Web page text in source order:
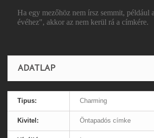
Ha egy mezőhöz nem írsz semmit, például
évéhez", akkor az nem kerül rá a címkére.
ADATLAP
Tipus: Charming
Kivitel: Öntapadós címke